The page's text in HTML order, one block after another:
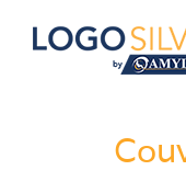
Passer